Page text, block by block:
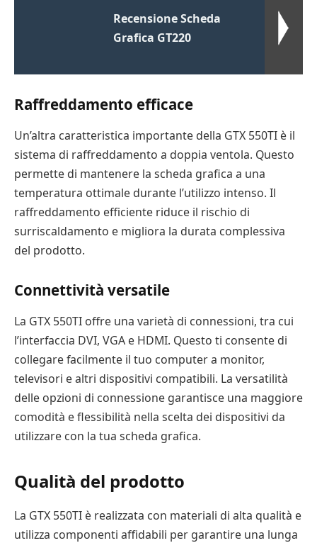
Recensione Scheda
Grafica GT220
Raffreddamento efficace
Un’altra caratteristica importante della GTX 550TI è il
sistema di raffreddamento a doppia ventola. Questo
permette di mantenere la scheda grafica a una
temperatura ottimale durante l’utilizzo intenso. Il
raffreddamento efficiente riduce il rischio di
surriscaldamento e migliora la durata complessiva
del prodotto.
Connettività versatile
La GTX 550TI offre una varietà di connessioni, tra cui
l’interfaccia DVI, VGA e HDMI. Questo ti consente di
collegare facilmente il tuo computer a monitor,
televisori e altri dispositivi compatibili. La versatilità
delle opzioni di connessione garantisce una maggiore
comodità e flessibilità nella scelta dei dispositivi da
utilizzare con la tua scheda grafica.
Qualità del prodotto
La GTX 550TI è realizzata con materiali di alta qualità e
utilizza componenti affidabili per garantire una lunga